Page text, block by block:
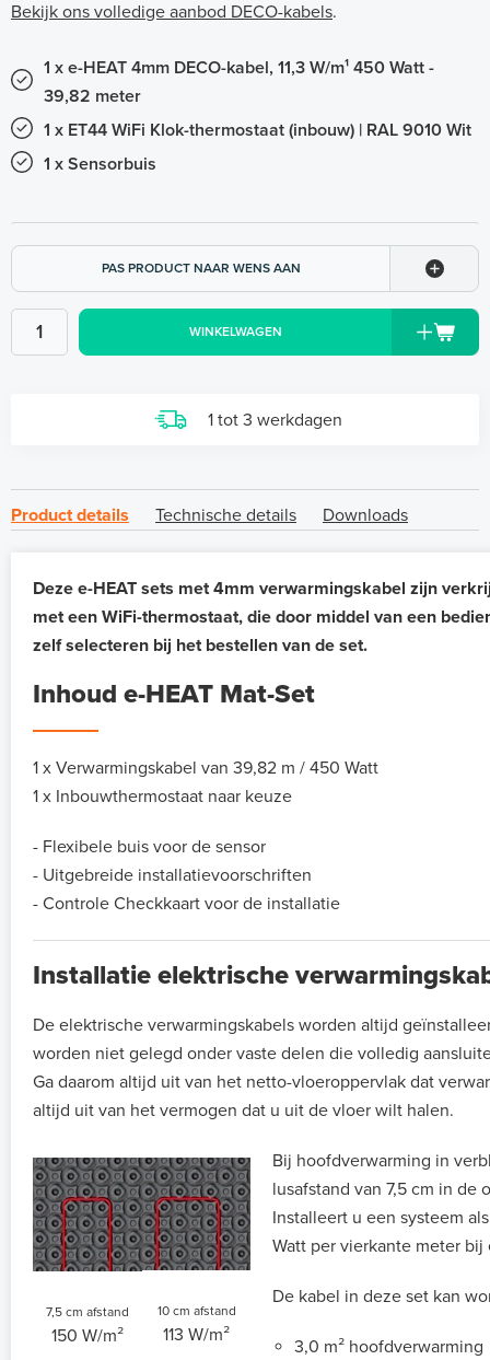
Bekijk ons volledige aanbod DECO-kabels.
1 x e-HEAT 4mm DECO-kabel, 11,3 W/m¹ 450 Watt -
39,82 meter
1 x ET44 WiFi Klok-thermostaat (inbouw) | RAL 9010 Wit
1 x Sensorbuis
PAS PRODUCT NAAR WENS AAN
WINKELWAGEN
1 tot 3 werkdagen
Product details Technische details Downloads
Deze e-HEAT sets met 4mm verwarmingskabel zijn
met een WiFi-thermostaat, die door middel van een
zelf selecteren bij het bestellen van de set.
Inhoud e-HEAT Mat-Set
1 x Verwarmingskabel van 39,82 m / 450 Watt
1 x Inbouwthermostaat naar keuze
- Flexibele buis voor de sensor
- Uitgebreide installatievoorschriften
- Controle Checkkaart voor de installatie
Installatie elektrische
De elektrische verwarmingskabels worden altijd
worden niet gelegd onder vaste delen die volledig
Ga daarom altijd uit van het netto-vloeroppervlak dat
altijd uit van het vermogen dat u uit de vloer wilt halen.
7,5 cm afstand
150 W/m²
10 cm afstand
113 W/m²
Bij hoofdverwarming in
lusafstand van 7,5 cm in de
Installeert u een systeem
Watt per vierkante meter bij
De kabel in deze set kan
3,0 m² hoofdverwarming